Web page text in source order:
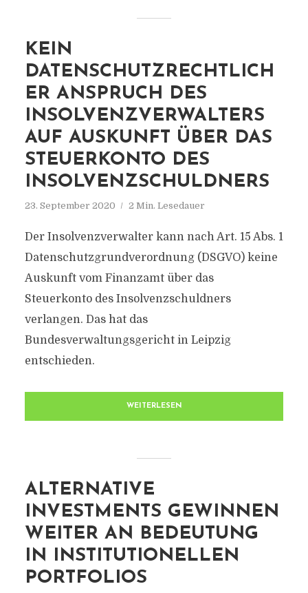
KEIN
DATENSCHUTZRECHTLICH
ER ANSPRUCH DES
INSOLVENZVERWALTERS
AUF AUSKUNFT ÜBER DAS
STEUERKONTO DES
INSOLVENZSCHULDNERS
23. September 2020 2 Min. Lesedauer
Der Insolvenzverwalter kann nach Art. 15 Abs. 1
Datenschutzgrundverordnung (DSGVO) keine
Auskunft vom Finanzamt über das
Steuerkonto des Insolvenzschuldners
verlangen. Das hat das
Bundesverwaltungsgericht in Leipzig
entschieden.
WEITERLESEN
ALTERNATIVE
INVESTMENTS GEWINNEN
WEITER AN BEDEUTUNG
IN INSTITUTIONELLEN
PORTFOLIOS